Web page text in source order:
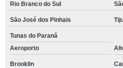
Rio Branco do Sul
São José dos Pinhais
Tunas do Paraná
Aeroporto
Brooklin